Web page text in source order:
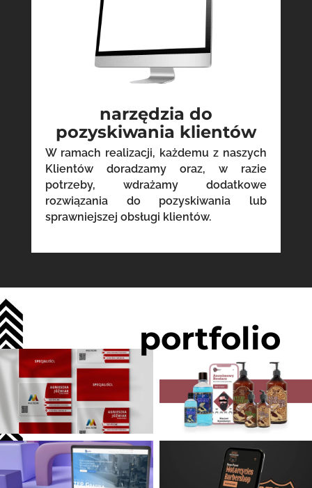
narzędzia do
pozyskiwania klientów
W ramach realizacji, każdemu z naszych
Klientów doradzamy oraz, w razie
potrzeby, wdrażamy dodatkowe
rozwiązania do pozyskiwania lub
sprawniejszej obsługi klientów.
portfolio